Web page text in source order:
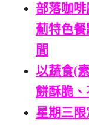
部落咖
薊特色
間
以蔬食(
餅酥脆
星期三